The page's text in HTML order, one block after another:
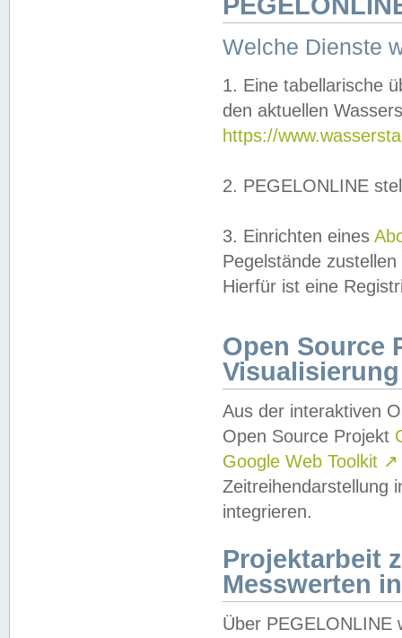
Welche Dienste
1. Eine tabellarische
den aktuellen
https://
2. PEGELONLINE
3. Einrichten eines
Pegelstände
Hierfür ist eine
Open Source
Visualisierung
Aus der interaktiven
Open Source Projekt
Google Web Toolkit ↗
Zeitreihendarstellung
integrieren.
Projektarbeit
Messwerten
Über PEGELONLINE